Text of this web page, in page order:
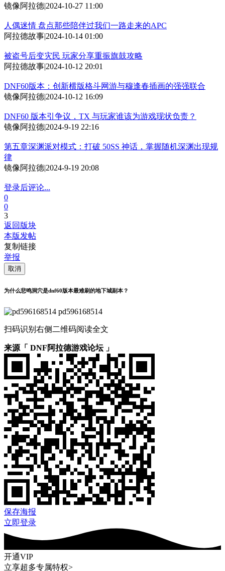
镜像阿拉德|2024-10-27 11:00
人偶迷情 盘点那些陪伴过我们一路走来的APC
阿拉德故事|2024-10-14 01:00
被盗号后变灾民 玩家分享重振旗鼓攻略
阿拉德故事|2024-10-12 20:01
DNF60版本：创新横版格斗网游与穆逢春插画的强强联合
镜像阿拉德|2024-10-12 16:09
DNF60 版本引争议，TX 与玩家谁该为游戏现状负责？
镜像阿拉德|2024-9-19 22:16
第五章深渊派对模式：打破 50SS 神话，掌握随机深渊出现规
律
镜像阿拉德|2024-9-19 20:08
登录后评论...
0
0
3
返回版块
本版发帖
复制链接
举报
取消
为什么悲鸣洞穴是dnf60版本最难刷的地下城副本？
pd596168514
扫码识别右侧二维码阅读全文
来源「 DNF阿拉德游戏论坛 」
保存海报
立即登录
开通VIP
立享超多专属特权>